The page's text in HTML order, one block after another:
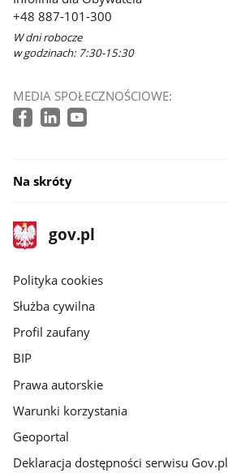
+48 887-101-300
W dni robocze
w godzinach: 7:30-15:30
MEDIA SPOŁECZNOŚCIOWE:
Na skróty
stopka
gov.pl
Strona
gov.pl
gov.pl
Polityka cookies
Służba cywilna
Profil zaufany
BIP
Prawa autorskie
Warunki korzystania
Geoportal
Deklaracja dostępności serwisu Gov.pl